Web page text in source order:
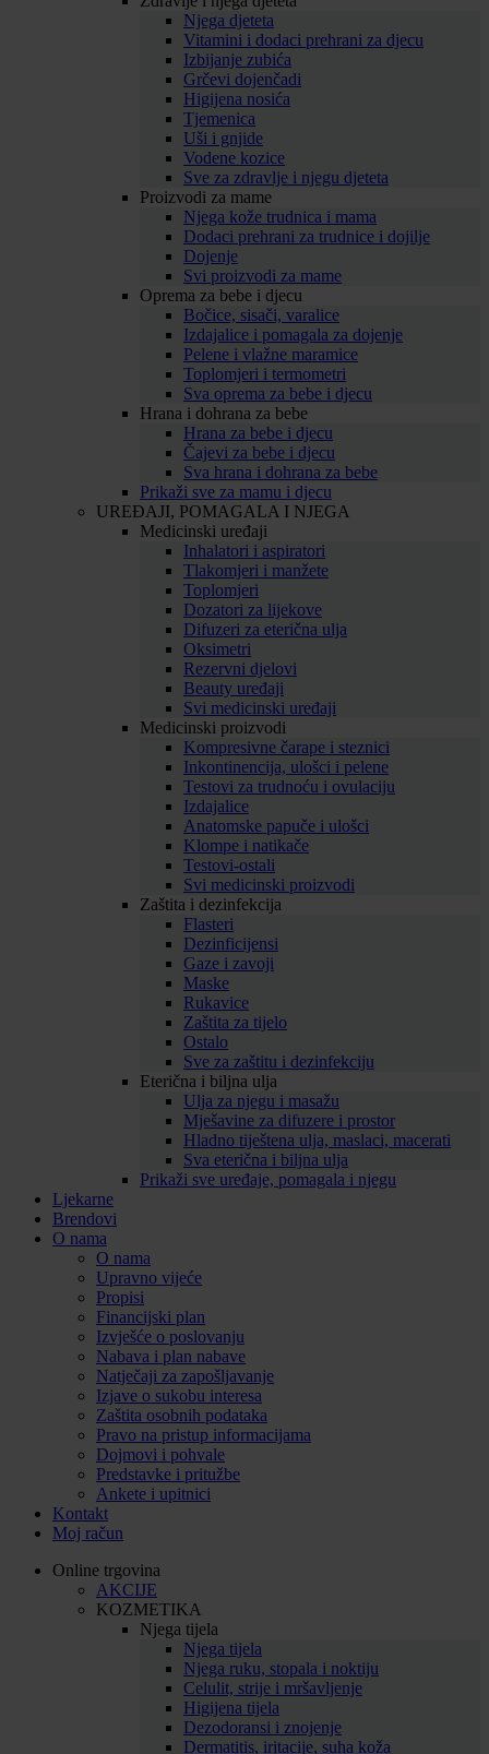
Njega djeteta
Vitamini i dodaci prehrani za djecu
Izbijanje zubića
Grčevi dojenčadi
Higijena nosića
Tjemenica
Uši i gnjide
Vodene kozice
Sve za zdravlje i njegu djeteta
Proizvodi za mame
Njega kože trudnica i mama
Dodaci prehrani za trudnice i dojilje
Dojenje
Svi proizvodi za mame
Oprema za bebe i djecu
Bočice, sisači, varalice
Izdajalice i pomagala za dojenje
Pelene i vlažne maramice
Toplomjeri i termometri
Sva oprema za bebe i djecu
Hrana i dohrana za bebe
Hrana za bebe i djecu
Čajevi za bebe i djecu
Sva hrana i dohrana za bebe
Prikaži sve za mamu i djecu
UREĐAJI, POMAGALA I NJEGA
Medicinski uređaji
Inhalatori i aspiratori
Tlakomjeri i manžete
Toplomjeri
Dozatori za lijekove
Difuzeri za eterična ulja
Oksimetri
Rezervni djelovi
Beauty uređaji
Svi medicinski uređaji
Medicinski proizvodi
Kompresivne čarape i steznici
Inkontinencija, ulošci i pelene
Testovi za trudnoću i ovulaciju
Izdajalice
Anatomske papuče i ulošci
Klompe i natikače
Testovi-ostali
Svi medicinski proizvodi
Zaštita i dezinfekcija
Flasteri
Dezinficijensi
Gaze i zavoji
Maske
Rukavice
Zaštita za tijelo
Ostalo
Sve za zaštitu i dezinfekciju
Eterična i biljna ulja
Ulja za njegu i masažu
Mješavine za difuzere i prostor
Hladno tiještena ulja, maslaci, macerati
Sva eterična i biljna ulja
Prikaži sve uređaje, pomagala i njegu
Ljekarne
Brendovi
O nama
O nama
Upravno vijeće
Propisi
Financijski plan
Izvješće o poslovanju
Nabava i plan nabave
Natječaji za zapošljavanje
Izjave o sukobu interesa
Zaštita osobnih podataka
Pravo na pristup informacijama
Dojmovi i pohvale
Predstavke i pritužbe
Ankete i upitnici
Kontakt
Moj račun
Online trgovina
AKCIJE
KOZMETIKA
Njega tijela
Njega tijela
Njega ruku, stopala i noktiju
Celulit, strije i mršavljenje
Higijena tijela
Dezodoransi i znojenje
Dermatitis, iritacije, suha koža